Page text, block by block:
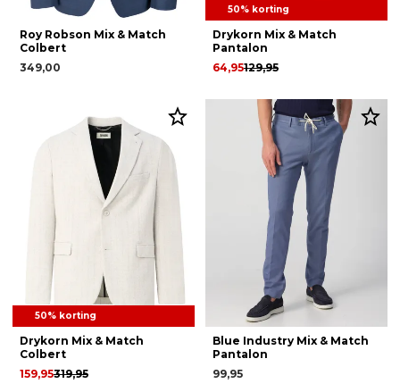
Roy Robson Mix & Match
Colbert
349,00
50% korting
Drykorn Mix & Match
Pantalon
129,95
64,95
50% korting
Drykorn Mix & Match
Colbert
319,95
159,95
Blue Industry Mix & Match
Pantalon
99,95